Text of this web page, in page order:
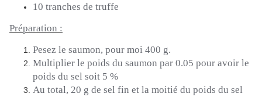
10 tranches de truffe
Préparation :
Pesez le saumon, pour moi 400 g.
Multiplier le poids du saumon par 0.05 pour avoir le
poids du sel soit 5 %
Au total, 20 g de sel fin et la moitié du poids du sel